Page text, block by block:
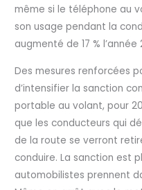
même si le téléphone au
son usage pendant la
augmenté de 17 % l’année
Des mesures renforcées
d’intensifier la sanction
portable au volant, pour
que les conducteurs qui
de la route se verront
conduire. La sanction est
automobilistes prennent